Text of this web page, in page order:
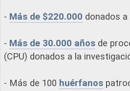
- Más de $220.000 donados a
- Más de 30.000 añosde
(CPU) donados a la
- Más de 100 huérfanos